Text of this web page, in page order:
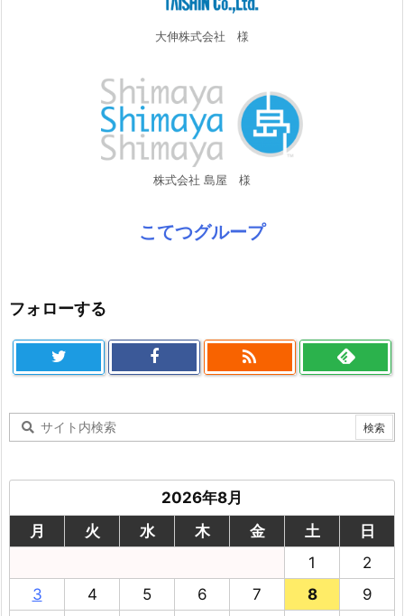
大伸株式会社 様
株式会社 島屋 様
こてつグループ
フォローする

2026年8月
月
火 水 木 金 土
日
1
2
3
4 5 6 7 8
9